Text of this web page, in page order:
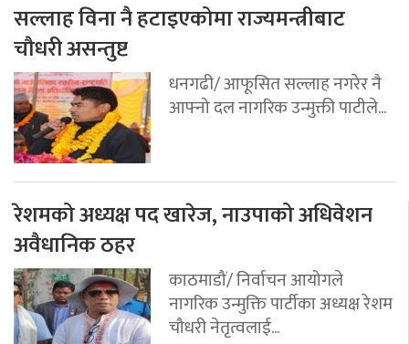
सल्लाह विना नै हटाइएकोमा राज्यमन्त्रीबाट
चौधरी असन्तुष्ट
धनगढी/ आफूसित सल्लाह नगरेर नै
आफ्नो दल नागरिक उन्मुक्ती पाटीले...
रेशमको अध्यक्ष पद खारेज, नाउपाको अधिवेशन
अवैधानिक ठहर
काठमाडौं/ निर्वाचन आयोगले
नागरिक उन्मुक्ति पार्टीका अध्यक्ष रेशम
चौधरी नेतृत्वलाई...